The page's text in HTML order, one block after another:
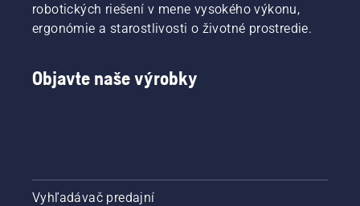
robotických riešení v mene vysokého výkonu,
ergonómie a starostlivosti o životné prostredie.
Objavte naše výrobky
Vyhľadávač predajní